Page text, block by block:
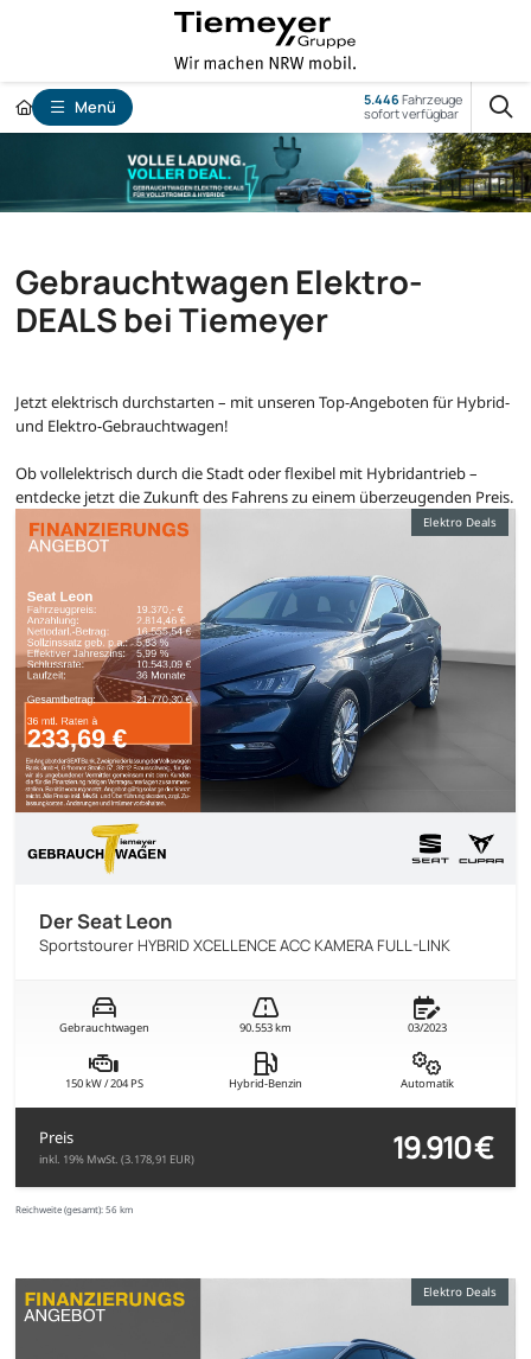
Menü 5.446Fahrzeuge
sofort verfügbar
Gebrauchtwagen Elektro-
DEALS bei Tiemeyer
Jetzt elektrisch durchstarten – mit unseren Top-Angeboten für Hybrid-
und Elektro-Gebrauchtwagen!
Ob vollelektrisch durch die Stadt oder flexibel mit Hybridantrieb –
entdecke jetzt die Zukunft des Fahrens zu einem überzeugenden Preis.
Elektro Deals
Der Seat Leon
Sportstourer HYBRID XCELLENCE ACC KAMERA FULL-LINK
Gebrauchtwagen 90.553 km 03/2023
150 kW / 204 PS Hybrid-Benzin Automatik
Preis
inkl. 19% MwSt. (3.178,91 EUR) 19.910 €
Reichweite (gesamt): 56 km
Elektro Deals